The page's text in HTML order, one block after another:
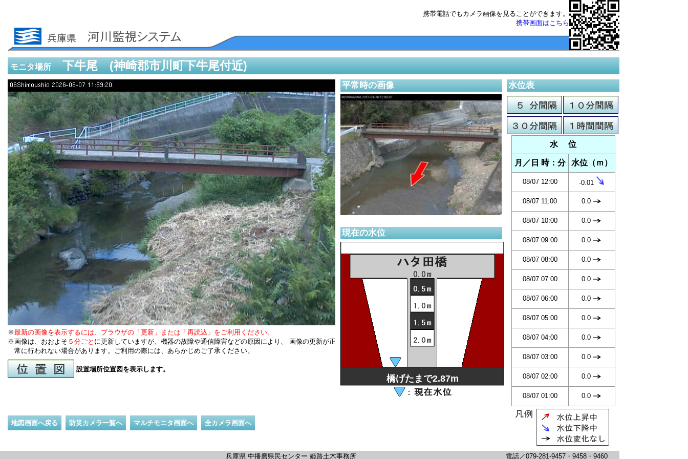
携帯電話でもカメラ画像を見ることができます。
携帯画面はこちら
モニタ場所下牛尾 (神崎郡市川町下牛尾付近)
※最新の画像を表示するには、ブラウザの「更新」または「再読込」をご利用ください。
※画像は、おおよそ ５分ごと に更新していますが、機器の故障や通信障害などの原因により、 画像の更新が正
常に行われない場合があります。ご利用の際には、あらかじめご了承ください。
設置場所位置図を表示します。
地図画面へ戻る 防災カメラ一覧へ マルチモニタ画面へ 全カメラ画面へ
平常時の画像
現在の水位
橋げたまで2.87m
水位表
水 位
月／日 時：分 水位（ｍ）
08/07 12:00 -0.01
08/07 11:00 0.0
08/07 10:00 0.0
08/07 09:00 0.0
08/07 08:00 0.0
08/07 07:00 0.0
08/07 06:00 0.0
08/07 05:00 0.0
08/07 04:00 0.0
08/07 03:00 0.0
08/07 02:00 0.0
08/07 01:00 0.0
兵庫県 中播磨県民センター 姫路土木事務所 電話／079-281-9457・9458・9460